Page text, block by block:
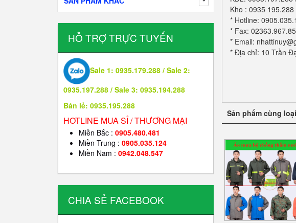
HỖ TRỢ TRỰC TUYẾN
Sale 1: 0935.179.288 / Sale 2:
0935.197.288 / Sale 3: 0935.194.288
Bán lẻ: 0935.195.288
HOTLINE MUA SỈ / THƯƠNG MẠI
Miền Bắc : 0905.480.481
Miền Trung : 0905.035.124
Miền Nam : 0942.048.547
CHIA SẺ FACEBOOK
Kho : 0935 195.288
* Hotline:
* Fax:
* Email:
* Địa chỉ: 10 Trần
Sản phẩm cùng loại